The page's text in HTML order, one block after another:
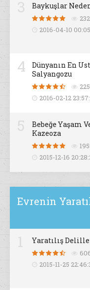
Baykuşlar
2016-04-10
4
Dünyanın En
Salyangozu
2016-02-12
Bebeğe Yaşam
Kazeoza
2015-12-16
Evrenin
Yaratılış
2015-11-25